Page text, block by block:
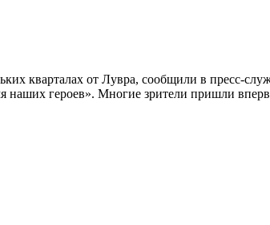
кварталах от Лувра, сообщили в пресс-
наших героев». Многие зрители пришли